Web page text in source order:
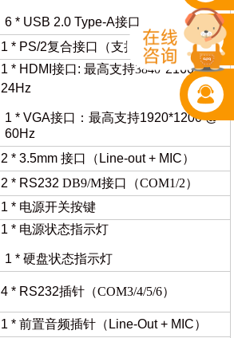
6 * USB 2.0 Type-A接口
1 * PS/2复合接口（支持键盘和鼠标）
1 * HDMI接口: 最高支持3840*2160 @
24Hz
1 * VGA接口：最高支持1920*1200 @
60Hz
2 * 3.5mm 接口（Line-out + MIC）
2 * RS232 DB9/M接口（COM1/2）
1 * 电源开关按键
1 * 电源状态指示灯
1 * 硬盘状态指示灯
4 * RS232插针（COM3/4/5/6）
1 * 前置音频插针（Line-Out + MIC）